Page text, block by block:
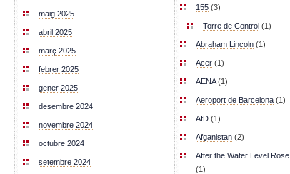
maig 2025
abril 2025
març 2025
febrer 2025
gener 2025
desembre 2024
novembre 2024
octubre 2024
setembre 2024
155 (3)
Torre de Control (1)
Abraham Lincoln (1)
Acer (1)
AENA(1)
Aeroport de Barcelona (1)
AfD (1)
Afganistan (2)
After the Water Level Rose
(1)